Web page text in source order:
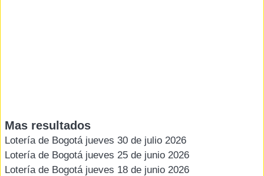
Mas resultados
Lotería de Bogotá jueves 30 de julio 2026
Lotería de Bogotá jueves 25 de junio 2026
Lotería de Bogotá jueves 18 de junio 2026